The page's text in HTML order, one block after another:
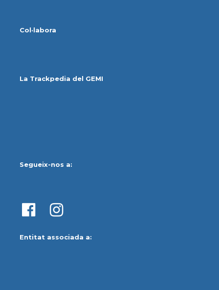
Col·labora
La Trackpedia del GEMI
Segueix-nos a:
Entitat associada a: